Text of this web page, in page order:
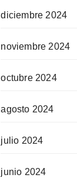
diciembre 2024
noviembre 2024
octubre 2024
agosto 2024
julio 2024
junio 2024